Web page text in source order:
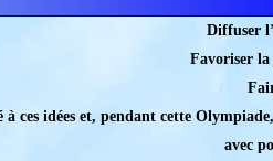
Diffuser
Favoriser
à ces idées et, pendant cette
avec